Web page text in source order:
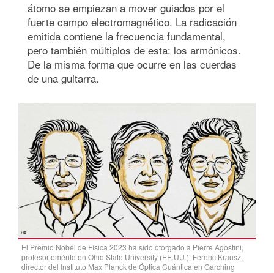
átomo se empiezan a mover guiados por el
fuerte campo electromagnético. La radicación
emitida contiene la frecuencia fundamental,
pero también múltiplos de esta: los armónicos.
De la misma forma que ocurre en las cuerdas
de una guitarra.
El Premio Nobel de Física 2023 ha sido otorgado a Pierre Agostini,
profesor emérito en Ohio State University (EE.UU.); Ferenc Krausz,
director del Instituto Max Planck de Óptica Cuántica en Garching